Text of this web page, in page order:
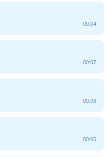
00:04
00:07
00:06
00:06